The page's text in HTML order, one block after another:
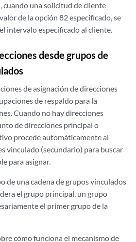
cuando una solicitud de cliente
de la opción 82 especificado, se
intervalo especificado al cliente.
desde grupos de
de asignación de direcciones
de respaldo para la
Cuando no hay direcciones
de direcciones principal o
procede automáticamente al
vinculado (secundario) para buscar
para asignar.
de una cadena de grupos vinculados
el grupo principal, un grupo
el primer grupo de la
cómo funciona el mecanismo de